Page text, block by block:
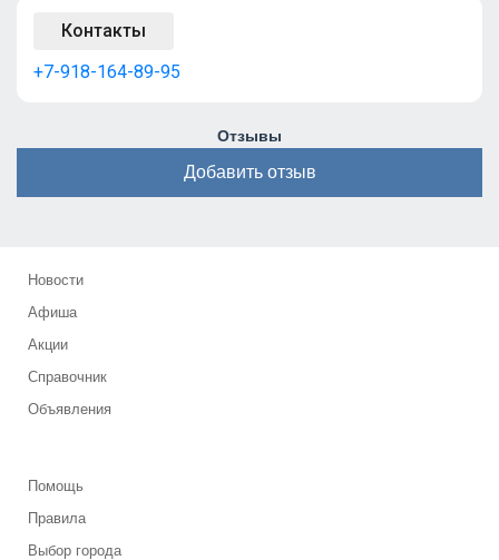
Контакты
+7-918-164-89-95
Отзывы
Добавить отзыв
Новости
Афиша
Акции
Справочник
Объявления
Помощь
Правила
Выбор города